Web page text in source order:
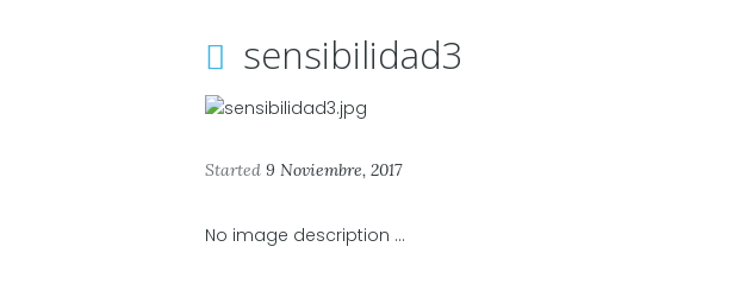
sensibilidad3
Started 9 Noviembre, 2017
No image description ...